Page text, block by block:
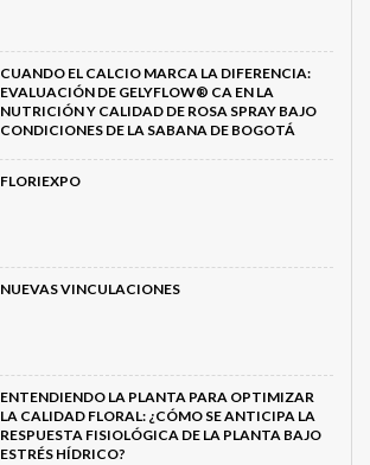
CUANDO EL CALCIO MARCA LA DIFERENCIA:
EVALUACIÓN DE GELYFLOW® CA EN LA
NUTRICIÓN Y CALIDAD DE ROSA SPRAY BAJO
CONDICIONES DE LA SABANA DE BOGOTÁ
FLORIEXPO
NUEVAS VINCULACIONES
ENTENDIENDO LA PLANTA PARA OPTIMIZAR
LA CALIDAD FLORAL: ¿CÓMO SE ANTICIPA LA
RESPUESTA FISIOLÓGICA DE LA PLANTA BAJO
ESTRÉS HÍDRICO?